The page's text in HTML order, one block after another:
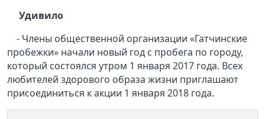
Удивило
- Члены общественной организации «Гатчинские
пробежки» начали новый год с пробега по городу,
который состоялся утром 1 января 2017 года. Всех
любителей здорового образа жизни приглашают
присоединиться к акции 1 января 2018 года.